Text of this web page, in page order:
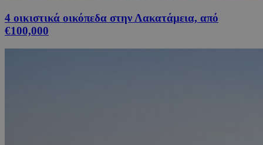
4 οικιστικά οικόπεδα στην Λακατάμεια, από
€100,000